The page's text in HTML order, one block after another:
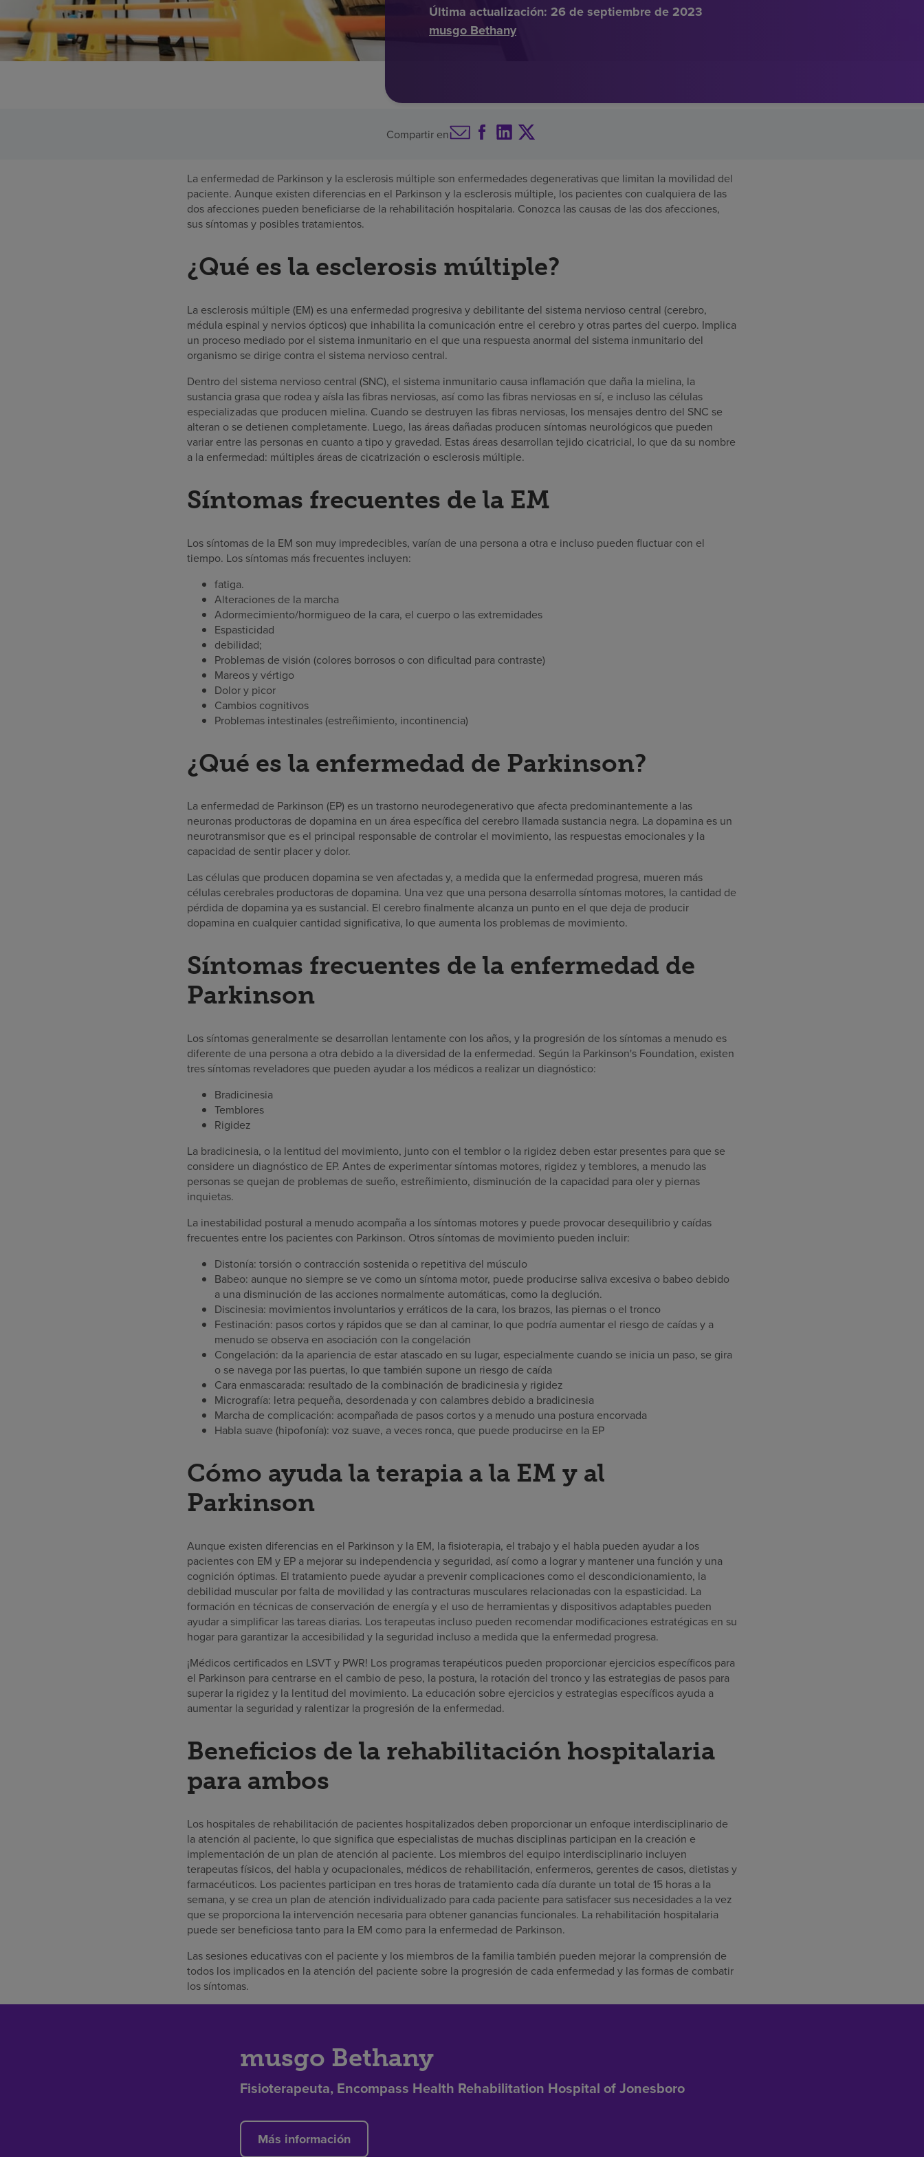
Última actualización: 26 de septiembre de 2023
musgo Bethany
Compartir en
La enfermedad de Parkinson y la esclerosis múltiple son enfermedades degenerativas que limitan la movilidad del
paciente. Aunque existen diferencias en el Parkinson y la esclerosis múltiple, los pacientes con cualquiera de las
dos afecciones pueden beneficiarse de la rehabilitación hospitalaria. Conozca las causas de las dos afecciones,
sus síntomas y posibles tratamientos.
¿Qué es la esclerosis múltiple?
La esclerosis múltiple (EM) es una enfermedad progresiva y debilitante del sistema nervioso central (cerebro,
médula espinal y nervios ópticos) que inhabilita la comunicación entre el cerebro y otras partes del cuerpo. Implica
un proceso mediado por el sistema inmunitario en el que una respuesta anormal del sistema inmunitario del
organismo se dirige contra el sistema nervioso central.
Dentro del sistema nervioso central (SNC), el sistema inmunitario causa inflamación que daña la mielina, la
sustancia grasa que rodea y aísla las fibras nerviosas, así como las fibras nerviosas en sí, e incluso las células
especializadas que producen mielina. Cuando se destruyen las fibras nerviosas, los mensajes dentro del SNC se
alteran o se detienen completamente. Luego, las áreas dañadas producen síntomas neurológicos que pueden
variar entre las personas en cuanto a tipo y gravedad. Estas áreas desarrollan tejido cicatricial, lo que da su nombre
a la enfermedad: múltiples áreas de cicatrización o esclerosis múltiple.
Síntomas frecuentes de la EM
Los síntomas de la EM son muy impredecibles, varían de una persona a otra e incluso pueden fluctuar con el
tiempo. Los síntomas más frecuentes incluyen:
fatiga.
Alteraciones de la marcha
Adormecimiento/hormigueo de la cara, el cuerpo o las extremidades
Espasticidad
debilidad;
Problemas de visión (colores borrosos o con dificultad para contraste)
Mareos y vértigo
Dolor y picor
Cambios cognitivos
Problemas intestinales (estreñimiento, incontinencia)
¿Qué es la enfermedad de Parkinson?
La enfermedad de Parkinson (EP) es un trastorno neurodegenerativo que afecta predominantemente a las
neuronas productoras de dopamina en un área específica del cerebro llamada sustancia negra. La dopamina es un
neurotransmisor que es el principal responsable de controlar el movimiento, las respuestas emocionales y la
capacidad de sentir placer y dolor.
Las células que producen dopamina se ven afectadas y, a medida que la enfermedad progresa, mueren más
células cerebrales productoras de dopamina. Una vez que una persona desarrolla síntomas motores, la cantidad de
pérdida de dopamina ya es sustancial. El cerebro finalmente alcanza un punto en el que deja de producir
dopamina en cualquier cantidad significativa, lo que aumenta los problemas de movimiento.
Síntomas frecuentes de la enfermedad de
Parkinson
Los síntomas generalmente se desarrollan lentamente con los años, y la progresión de los síntomas a menudo es
diferente de una persona a otra debido a la diversidad de la enfermedad. Según la Parkinson's Foundation, existen
tres síntomas reveladores que pueden ayudar a los médicos a realizar un diagnóstico:
Bradicinesia
Temblores
Rigidez
La bradicinesia, o la lentitud del movimiento, junto con el temblor o la rigidez deben estar presentes para que se
considere un diagnóstico de EP. Antes de experimentar síntomas motores, rigidez y temblores, a menudo las
personas se quejan de problemas de sueño, estreñimiento, disminución de la capacidad para oler y piernas
inquietas.
La inestabilidad postural a menudo acompaña a los síntomas motores y puede provocar desequilibrio y caídas
frecuentes entre los pacientes con Parkinson. Otros síntomas de movimiento pueden incluir:
Distonía: torsión o contracción sostenida o repetitiva del músculo
Babeo: aunque no siempre se ve como un síntoma motor, puede producirse saliva excesiva o babeo debido
a una disminución de las acciones normalmente automáticas, como la deglución.
Discinesia: movimientos involuntarios y erráticos de la cara, los brazos, las piernas o el tronco
Festinación: pasos cortos y rápidos que se dan al caminar, lo que podría aumentar el riesgo de caídas y a
menudo se observa en asociación con la congelación
Congelación: da la apariencia de estar atascado en su lugar, especialmente cuando se inicia un paso, se gira
o se navega por las puertas, lo que también supone un riesgo de caída
Cara enmascarada: resultado de la combinación de bradicinesia y rigidez
Micrografía: letra pequeña, desordenada y con calambres debido a bradicinesia
Marcha de complicación: acompañada de pasos cortos y a menudo una postura encorvada
Habla suave (hipofonía): voz suave, a veces ronca, que puede producirse en la EP
Cómo ayuda la terapia a la EM y al
Parkinson
Aunque existen diferencias en el Parkinson y la EM, la fisioterapia, el trabajo y el habla pueden ayudar a los
pacientes con EM y EP a mejorar su independencia y seguridad, así como a lograr y mantener una función y una
cognición óptimas. El tratamiento puede ayudar a prevenir complicaciones como el descondicionamiento, la
debilidad muscular por falta de movilidad y las contracturas musculares relacionadas con la espasticidad. La
formación en técnicas de conservación de energía y el uso de herramientas y dispositivos adaptables pueden
ayudar a simplificar las tareas diarias. Los terapeutas incluso pueden recomendar modificaciones estratégicas en su
hogar para garantizar la accesibilidad y la seguridad incluso a medida que la enfermedad progresa.
¡Médicos certificados en LSVT y PWR! Los programas terapéuticos pueden proporcionar ejercicios específicos para
el Parkinson para centrarse en el cambio de peso, la postura, la rotación del tronco y las estrategias de pasos para
superar la rigidez y la lentitud del movimiento. La educación sobre ejercicios y estrategias específicos ayuda a
aumentar la seguridad y ralentizar la progresión de la enfermedad.
Beneficios de la rehabilitación hospitalaria
para ambos
Los hospitales de rehabilitación de pacientes hospitalizados deben proporcionar un enfoque interdisciplinario de
la atención al paciente, lo que significa que especialistas de muchas disciplinas participan en la creación e
implementación de un plan de atención al paciente. Los miembros del equipo interdisciplinario incluyen
terapeutas físicos, del habla y ocupacionales, médicos de rehabilitación, enfermeros, gerentes de casos, dietistas y
farmacéuticos. Los pacientes participan en tres horas de tratamiento cada día durante un total de 15 horas a la
semana, y se crea un plan de atención individualizado para cada paciente para satisfacer sus necesidades a la vez
que se proporciona la intervención necesaria para obtener ganancias funcionales. La rehabilitación hospitalaria
puede ser beneficiosa tanto para la EM como para la enfermedad de Parkinson.
Las sesiones educativas con el paciente y los miembros de la familia también pueden mejorar la comprensión de
todos los implicados en la atención del paciente sobre la progresión de cada enfermedad y las formas de combatir
los síntomas.
musgo Bethany
Fisioterapeuta, Encompass Health Rehabilitation Hospital of Jonesboro
Más información